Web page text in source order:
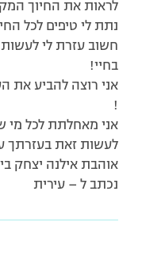
לראות את החיוך
נתת לי טיפים לכל
חשוב עזרת לי
בחיי!
אני רוצה להביע את
!
אני מאחלתת לכל מי
לעשות זאת בעזרתך
אוהבת אילנה יצחק
נכתב ל – עירית